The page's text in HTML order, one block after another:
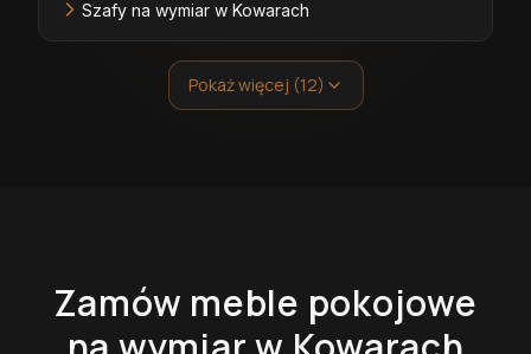
Szafy na wymiar w Kowarach
Pokaż więcej (12)
Zamów meble pokojowe